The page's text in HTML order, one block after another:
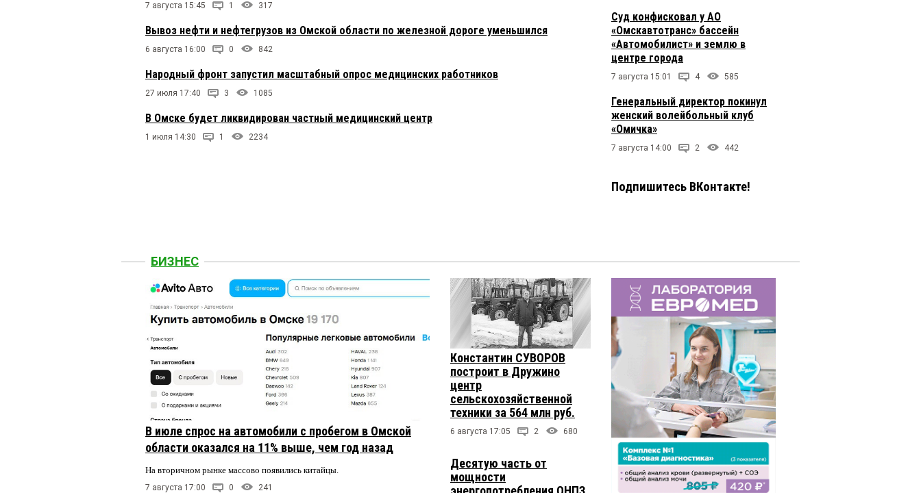
7 августа 15:45 1 317
Вывоз нефти и нефтегрузов из Омской области по железной дороге уменьшился
6 августа 16:00 0 842
Народный фронт запустил масштабный опрос медицинских работников
27 июля 17:40 3 1085
В Омске будет ликвидирован частный медицинский центр
1 июля 14:30 1 2234
Суд конфисковал у АО
«Омскавтотранс» бассейн
«Автомобилист» и землю в
центре города
7 августа 15:01 4 585
Генеральный директор покинул
женский волейбольный клуб
«Омичка»
7 августа 14:00 2 442
Подпишитесь ВКонтакте!
БИЗНЕС
В июле спрос на автомобили с пробегом в Омской
области оказался на 11% выше, чем год назад
На вторичном рынке массово появились китайцы.
7 августа 17:00 0 241
Константин СУВОРОВ
построит в Дружино
центр
сельскохозяйственной
техники за 564 млн руб.
6 августа 17:05 2 680
Десятую часть от
мощности